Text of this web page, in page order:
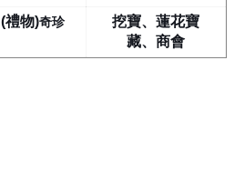
(禮物)奇珍
挖寶、蓮花寶
藏、商會